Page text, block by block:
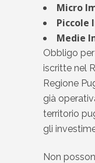
Micro
Piccole
Medie
Obbligo
iscritte nel
Regione
già
territorio
gli
Non